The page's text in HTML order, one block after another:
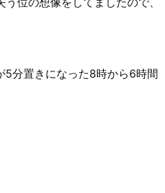
5分置きになった8時から6時間